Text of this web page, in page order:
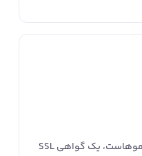
با خرید سرویس میزبانی وب از لیموهاست، یک گواهی SSL